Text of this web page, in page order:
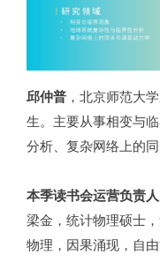
邱仲普 ，北京师范大
生。主要从事相变与
分析、复杂网络上的
本季读书会运营负责人
梁金，统计物理硕士
物理，因果涌现，自由